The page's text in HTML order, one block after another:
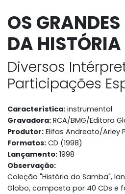
OS
DA
Diversos
Participações
Característica: instrumental
Gravadora: RCA/BMG/Editora
Produtor: Elifas Andreato/Arley
Formatos: CD (1998)
Lançamento: 1998
Observação:
Coleção "História do Samba",
Globo, composta por 40 CDs e